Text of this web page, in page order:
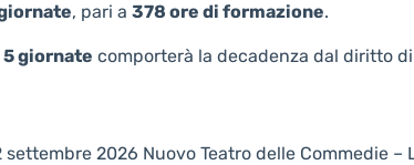
, pari a 378 ore di formazione.
5 giornate comporterà la decadenza dal diritto
settembre 2026 Nuovo Teatro delle Commedie –